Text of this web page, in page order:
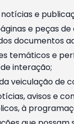
e
e peças
documentos
temáticos e
interação;
veiculação de
avisos e
à